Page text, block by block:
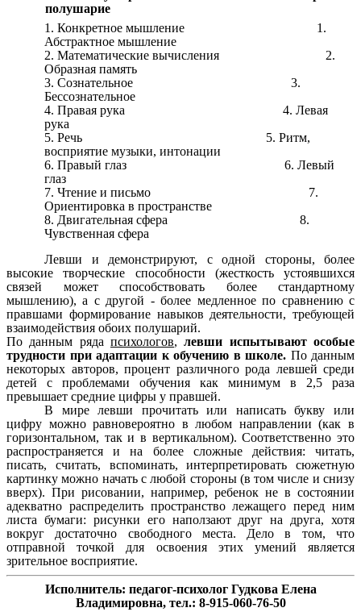
полушарие
1. Конкретное мышление 1.
Абстрактное мышление
2. Математические вычисления 2.
Образная память
3. Сознательное 3.
Бессознательное
4. Правая рука 4. Левая
рука
5. Речь 5. Ритм,
восприятие музыки, интонации
6. Правый глаз 6. Левый
глаз
7. Чтение и письмо 7.
Ориентировка в пространстве
8. Двигательная сфера 8.
Чувственная сфера
Левши и демонстрируют, с одной стороны, более
высокие творческие способности (жесткость устоявшихся
связей может способствовать более стандартному
мышлению), а с другой - более медленное по сравнению с
правшами формирование навыков деятельности, требующей
взаимодействия обоих полушарий.
По данным ряда психологов,левши испытывают особые
трудности при адаптации к обучению в школе. По данным
некоторых авторов, процент различного рода левшей среди
детей с проблемами обучения как минимум в 2,5 раза
превышает средние цифры у правшей.
В мире левши прочитать или написать букву или
цифру можно равновероятно в любом направлении (как в
горизонтальном, так и в вертикальном). Соответственно это
распространяется и на более сложные действия: читать,
писать, считать, вспоминать, интерпретировать сюжетную
картинку можно начать с любой стороны (в том числе и снизу
вверх). При рисовании, например, ребенок не в состоянии
адекватно распределить пространство лежащего перед ним
листа бумаги: рисунки его наползают друг на друга, хотя
вокруг достаточно свободного места. Дело в том, что
отправной точкой для освоения этих умений является
зрительное восприятие.
Исполнитель: педагог-психолог Гудкова Елена
Владимировна, тел.: 8-915-060-76-50